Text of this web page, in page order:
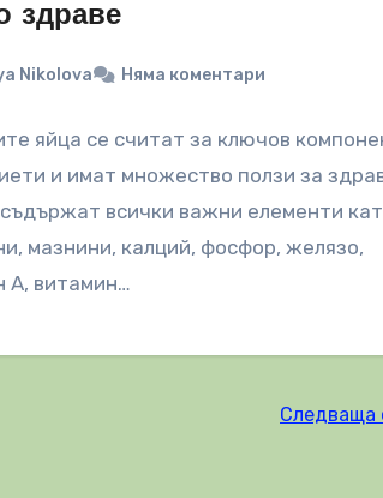
здраве
Nikolova Няма коментари
яйца се считат за ключов
и имат множество ползи за
всички важни елементи
мазнини, калций, фосфор, желязо,
А, витамин…
Следваща